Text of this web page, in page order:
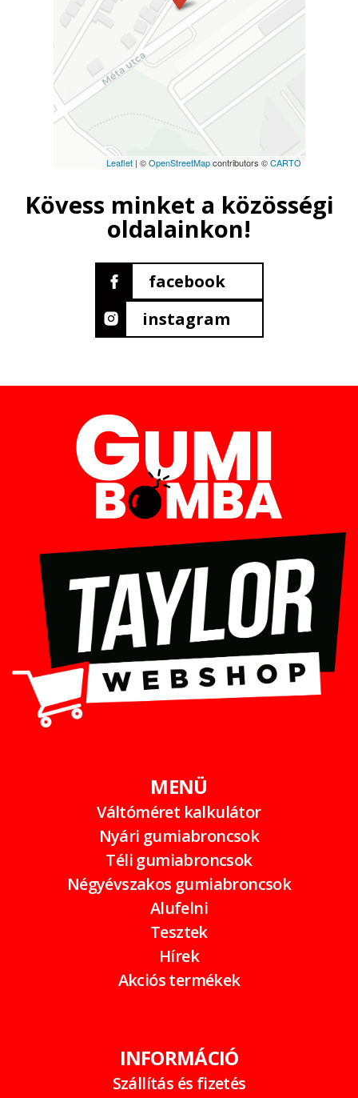
Leaflet| ©OpenStreetMapcontributors ©CARTO
Kövess minket a közösségi
oldalainkon!
facebook
instagram
MENÜ
Váltóméret kalkulátor
Nyári gumiabroncsok
Téli gumiabroncsok
Négyévszakos gumiabroncsok
Alufelni
Tesztek
Hírek
Akciós termékek
INFORMÁCIÓ
Szállítás és fizetés